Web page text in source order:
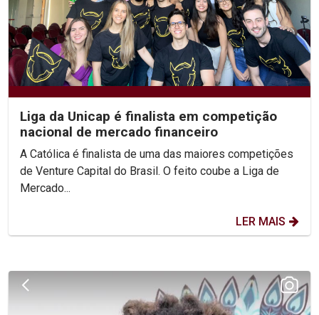
Liga da Unicap é finalista em competição
nacional de mercado financeiro
A Católica é finalista de uma das maiores competições
de Venture Capital do Brasil. O feito coube a Liga de
Mercado...
LER MAIS